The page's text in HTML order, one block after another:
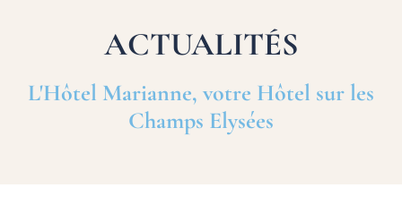
RÉSERVER
ACTUALITÉS
L'Hôtel Marianne, votre Hôtel sur les
Champs Elysées